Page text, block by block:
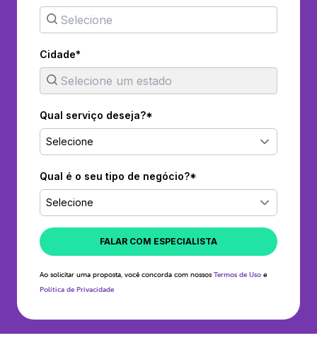
Cidade*
Qual serviço deseja?*
Selecione
Qual é o seu tipo de negócio?*
Selecione
FALAR COM ESPECIALISTA
Ao solicitar uma proposta, você concorda com nossos Termos de Uso e
Política de Privacidade